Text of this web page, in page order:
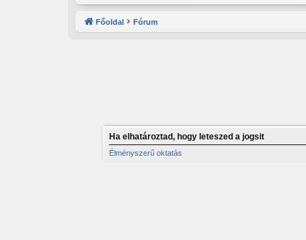
Főoldal Fórum
Ha elhatároztad, hogy leteszed a jogsit
Élményszerű oktatás